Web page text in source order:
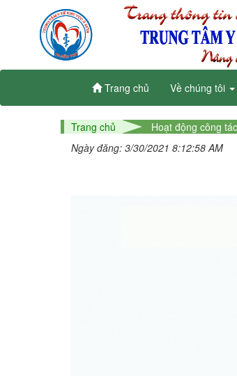
Trang chủ Về chúng tôi
Trang chủ
Hoạt động công
Ngày đăng: 3/30/2021 8:12:58 AM